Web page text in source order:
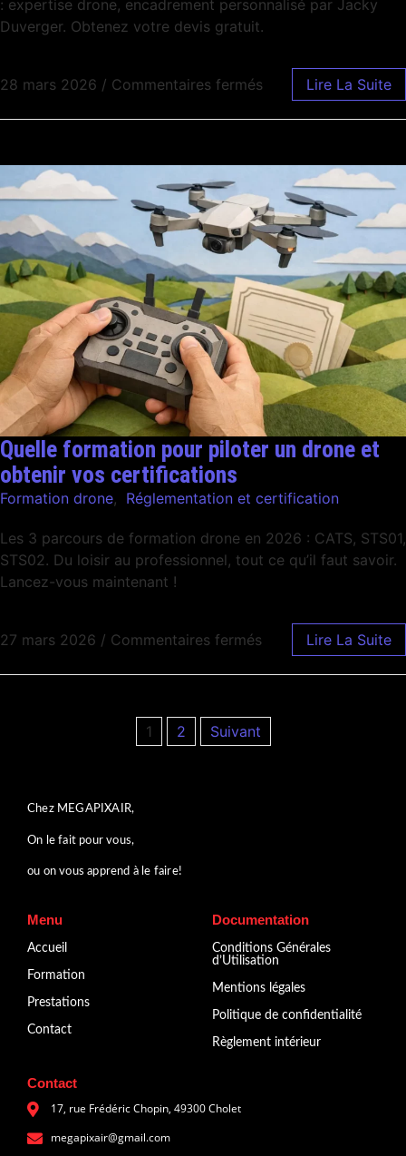
: expertise drone, encadrement personnalisé par Jacky
Duverger. Obtenez votre devis gratuit.
28 mars 2026 / Commentaires fermés Lire La Suite
Quelle formation pour piloter un drone et
obtenir vos certifications
Formation drone, Réglementation et certification
Les 3 parcours de formation drone en 2026 : CATS, STS01,
STS02. Du loisir au professionnel, tout ce qu’il faut savoir.
Lancez-vous maintenant !
27 mars 2026 / Commentaires fermés Lire La Suite
1 2 Suivant
Chez MEGAPIXAIR,
On le fait pour vous,
ou on vous apprend à le faire!
Menu
Accueil
Formation
Prestations
Contact
Documentation
Conditions Générales
d’Utilisation
Mentions légales
Politique de confidentialité
Règlement intérieur
Contact
17, rue Frédéric Chopin, 49300 Cholet
megapixair@gmail.com